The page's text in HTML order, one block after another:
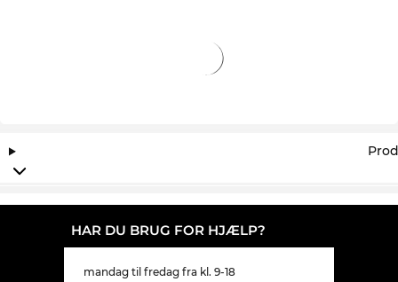
vores standard er altid til udsalg.
HAR DU BRUG FOR HJÆLP?
mandag til fredag fra kl. 9-18